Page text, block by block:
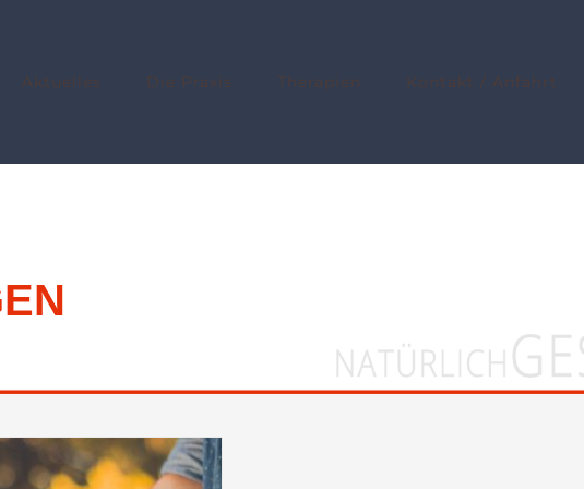
Aktuelles Die Praxis Therapien Kontakt / Anfahrt